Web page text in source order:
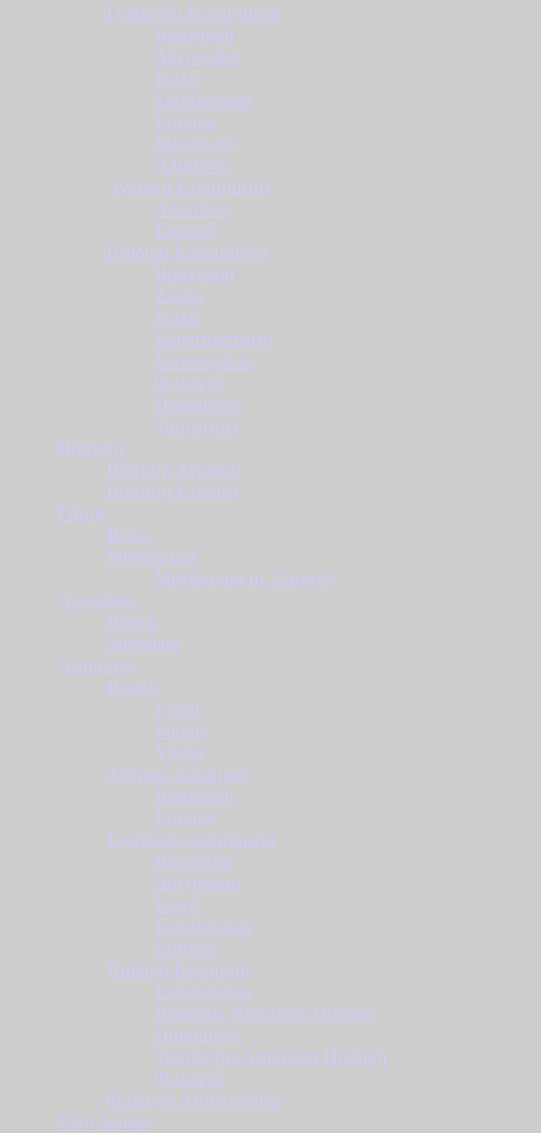
Γυναικεία Κοσμήματα
Βραχιόλια
Δαχτυλίδια
Κολιέ
Σκουλαρίκια
Σταυροί
Μενταγιόν
Αλυσίδες
Ανδρικά Κοσμήματα
Αλυσίδες
Σταυροί
Παιδικά Κοσμήματα
Βραχιόλια
Ζώδια
Κολιέ
Κωνσταντινάτα
Σκουλαρίκια
Φυλαχτά
Παραμάνες
Ταυτότητες
Βάπτιση
Βάπτιση Αγοριού
Βάπτιση Κορίτσι
Γάμος
Βέρες
Μονόπετρα
Μονόπετρα με Ζιργκόν
Λουράκια
Hirsch
Morellato
Ασημένια
Brands
Fossil
Puppis
Visetti
Ανδρικό κόσμημα
Βραχιόλια
Σταυροί
Γυναικεία κοσμήματα
Βραχιόλια
Δαχτυλίδια
Κολιέ
Σκουλαρίκια
Σταυροί
Παιδικό Κόσμημα
Σκουλαρίκια
Βραχιόλι-Ασημένιο Παιδικό
Παραμάνες
Ταυτότητα-Ασημένια Παιδική
Φυλαχτά
Φυλαχτά Αυτοκινήτου
Είδη Δώρων